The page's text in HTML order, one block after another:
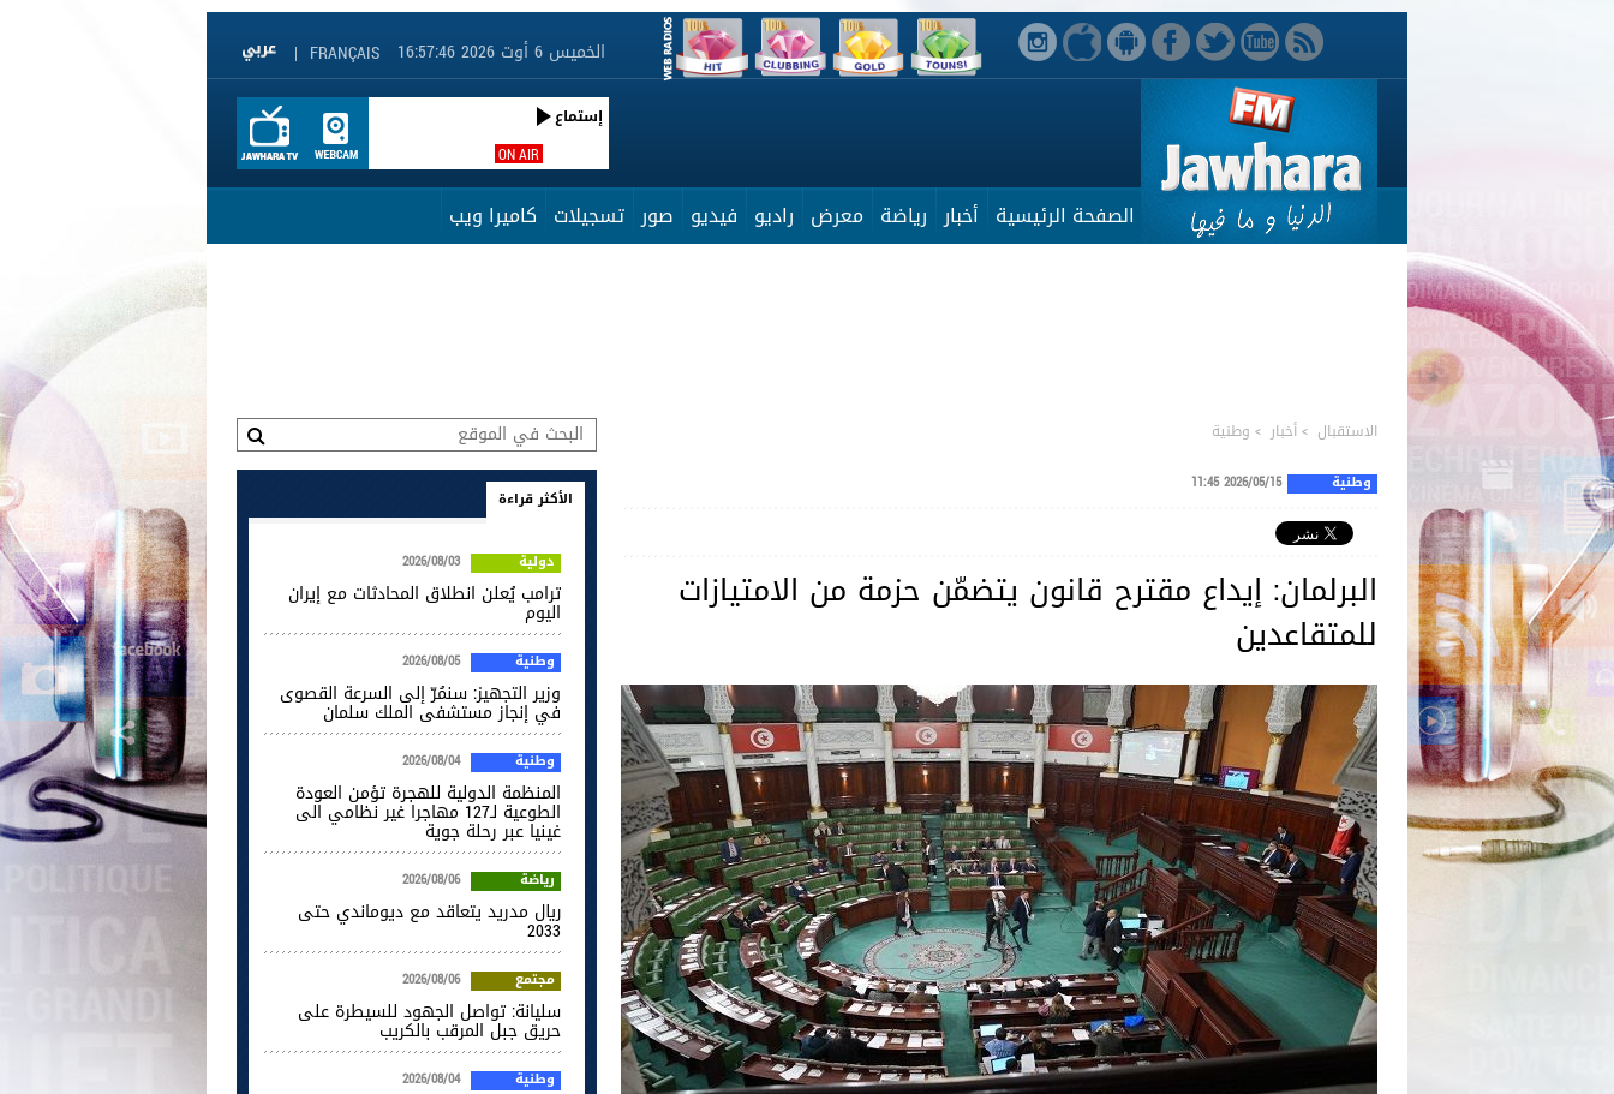
FRANÇAIS
| الخميس 6 أوت 2026 16:57:46
ON AIR
إستماع
الصفحة الرئيسية أخبار رياضة معرض راديو فيديو صور تسجيلات كاميرا ويب
الاستقبال >أخبار > وطنية
وطنية 2026/05/15 11:45
البرلمان: إيداع مقترح قانون يتضمّن حزمة من الامتيازات
للمتقاعدين
الأكثر قراءة
دولية 2026/08/03
ترامب يُعلن انطلاق المحادثات مع إيران
اليوم
وطنية 2026/08/05
وزير التجهيز: سنمُرّ إلى السرعة القصوى
في إنجاز مستشفى الملك سلمان
وطنية 2026/08/04
المنظمة الدولية للهجرة تؤمن العودة
الطوعية لـ127 مهاجرا غير نظامي الى
غينيا عبر رحلة جوية
رياضة 2026/08/06
ريال مدريد يتعاقد مع ديوماندي حتى
2033
مجتمع 2026/08/06
سليانة: تواصل الجهود للسيطرة على
حريق جبل المرقب بالكريب
وطنية 2026/08/04